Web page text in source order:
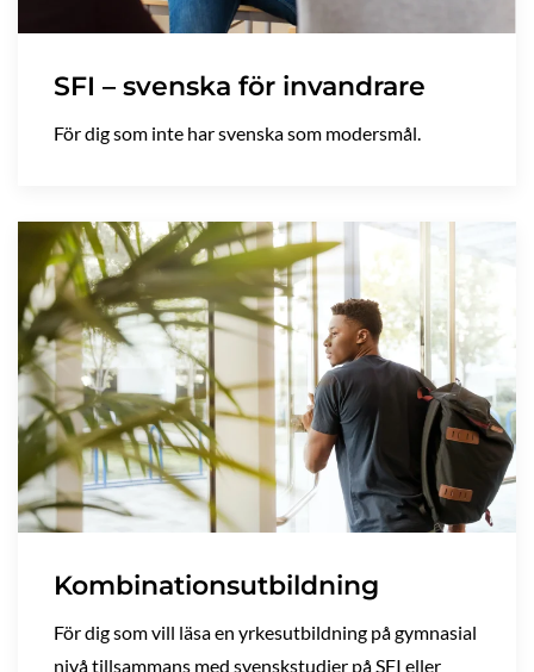
SFI – svenska för invandrare
För dig som inte har svenska som modersmål.
Kombinationsutbildning
För dig som vill läsa en yrkesutbildning på gymnasial
nivå tillsammans med svenskstudier på SFI eller